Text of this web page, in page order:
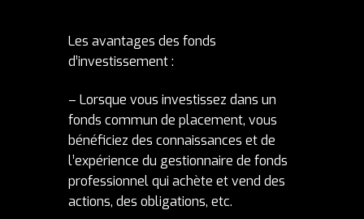
Les avantages des fonds
d’investissement :
– Lorsque vous investissez dans un
fonds commun de placement, vous
bénéficiez des connaissances et de
l’expérience du gestionnaire de fonds
professionnel qui achète et vend des
actions, des obligations, etc.